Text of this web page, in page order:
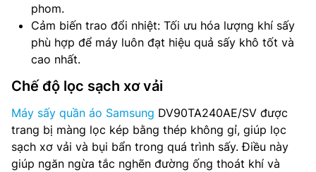
phom.
Cảm biến trao đổi nhiệt: Tối ưu hóa lượng khí sấy
phù hợp để máy luôn đạt hiệu quả sấy khô tốt và
cao nhất.
Chế độ lọc sạch xơ vải
Máy sấy quần áo Samsung DV90TA240AE/SV được
trang bị màng lọc kép bằng thép không gỉ, giúp lọc
sạch xơ vải và bụi bẩn trong quá trình sấy. Điều này
giúp ngăn ngừa tắc nghẽn đường ống thoát khí và